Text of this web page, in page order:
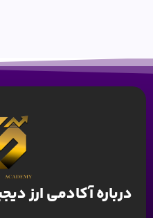
درباره آکادمی ارز